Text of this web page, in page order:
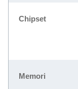
Chipset
Memori